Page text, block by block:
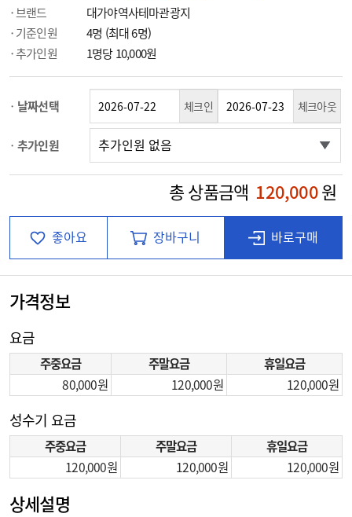
브랜드
대가야역사테마관광지
기준인원
4명 (최대 6명)
추가인원
1명당 10,000원
날짜선택 체크인 체크아웃
추가인원
총 상품금액 120,000원
좋아요 장바구니 바로구매
가격정보
요금
주중요금 주말요금
휴일요금
80,000
120,000 120,000
성수기 요금
주중요금 주말요금
휴일요금
120,000
120,000 120,000
상세설명